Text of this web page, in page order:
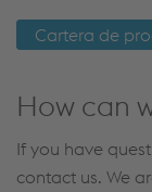
Cartera de
How can
If you have
contact us. We